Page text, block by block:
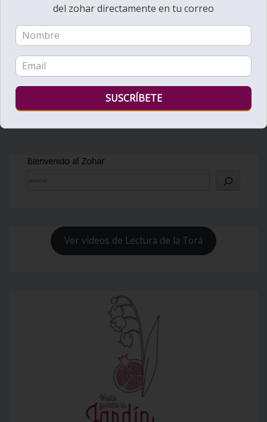
Bienvenido al Zohar
Ver videos de Lectura de la Torá
del zohar directamente en tu correo